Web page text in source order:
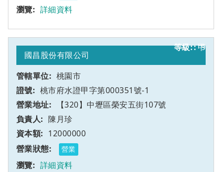
詳細資料
9
國昌股份有限公司
桃園市
桃市府水證甲字第000351號-1
【320】中壢區榮安五街107號
甲
陳月珍
12000000
營業
詳細資料